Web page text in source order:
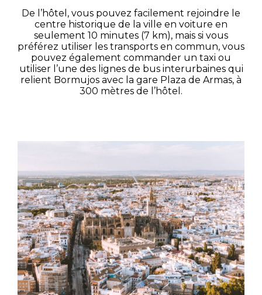
De l’hôtel, vous pouvez facilement rejoindre le
centre historique de la ville en voiture en
seulement 10 minutes (7 km), mais si vous
préférez utiliser les transports en commun, vous
pouvez également commander un taxi ou
utiliser l’une des lignes de bus interurbaines qui
relient Bormujos avec la gare Plaza de Armas, à
300 mètres de l’hôtel.